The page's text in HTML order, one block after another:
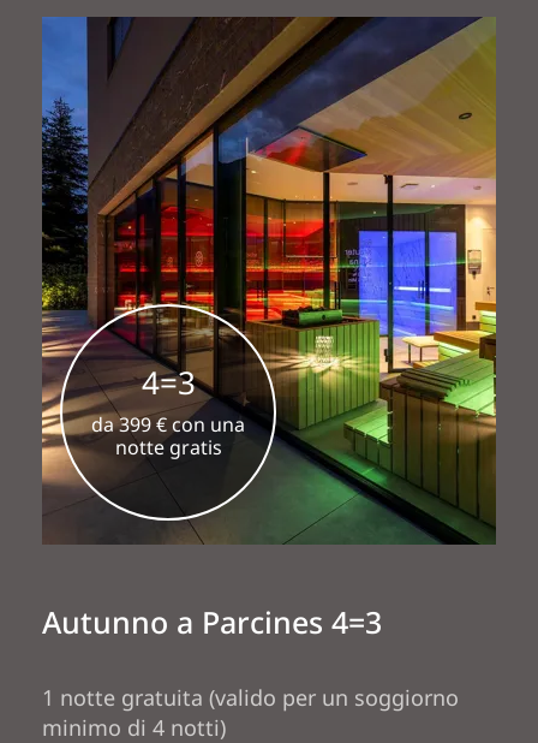
Autunno a Parcines 4=3
1 notte gratuita (valido per un soggiorno
minimo di 4 notti)
4=3
da 399 € con una
notte gratis